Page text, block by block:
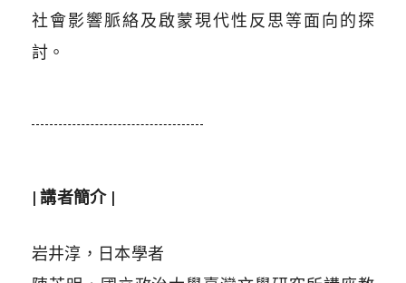
社會影響脈絡及啟蒙現代性反思等面向的探
討。
| 講者簡介 |
岩井淳， 日本學者